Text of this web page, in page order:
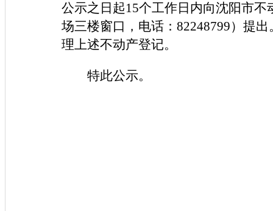
公示之日起15个工作日内向沈阳市
场三楼窗口，电话：82248799）提
理上述不动产登记。
特此公示。